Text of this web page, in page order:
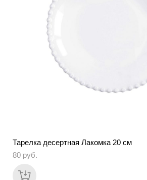
Тарелка десертная Лакомка 20 см
80 pуб.